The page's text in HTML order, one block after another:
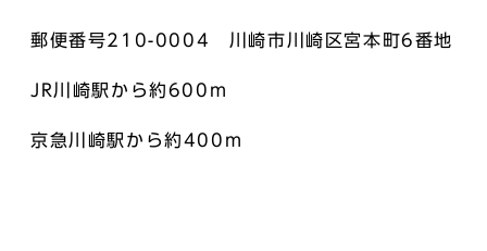
郵便番号210-0004 川崎市川崎区宮本町6番地
JR川崎駅から約600m
京急川崎駅から約400m